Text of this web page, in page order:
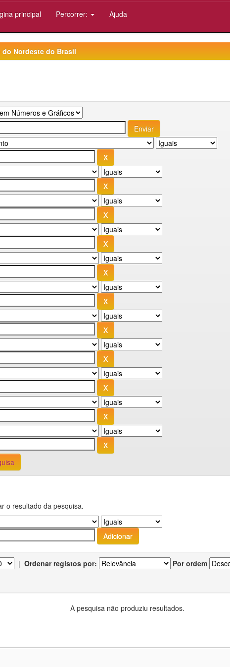
principal Percorrer: Ajuda
do Nordeste do Brasil
o resultado da pesquisa.
| Ordenar registos por: Por ordem
A pesquisa não produziu resultados.